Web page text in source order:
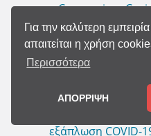
Για την καλύτερη
απαιτείται η χρήση
Περισσότερα
ΑΠΟΡΡΙΨΗ
Coronavirus
(BEYOND - Εθνικο
Αθηνών)
COVID-19
(University of
Διαδραστικός
εξάπλωση COVID-